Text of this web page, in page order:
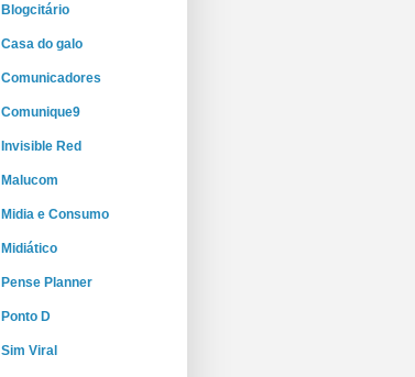
Blogcitário
Casa do galo
Comunicadores
Comunique9
Invisible Red
Malucom
Midia e Consumo
Midiático
Pense Planner
Ponto D
Sim Viral